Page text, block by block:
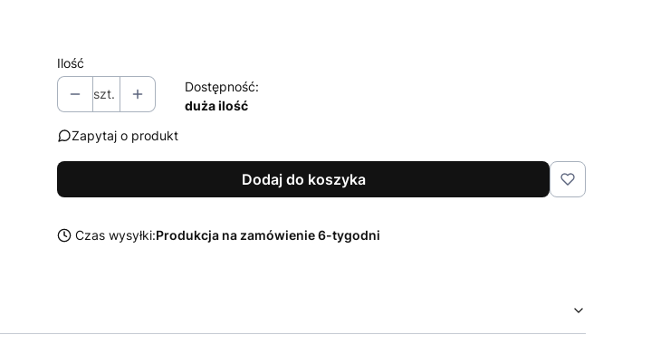
Ilość
szt.
Dostępność:
duża ilość
Zapytaj o produkt
Dodaj do koszyka
Czas wysyłki:Produkcja na zamówienie 6-tygodni